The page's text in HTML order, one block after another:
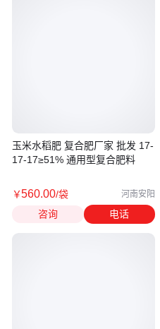
玉米水稻肥 复合肥厂家 批发 17-
17-17≥51% 通用型复合肥料
￥560.00/袋 河南安阳
咨询 电话